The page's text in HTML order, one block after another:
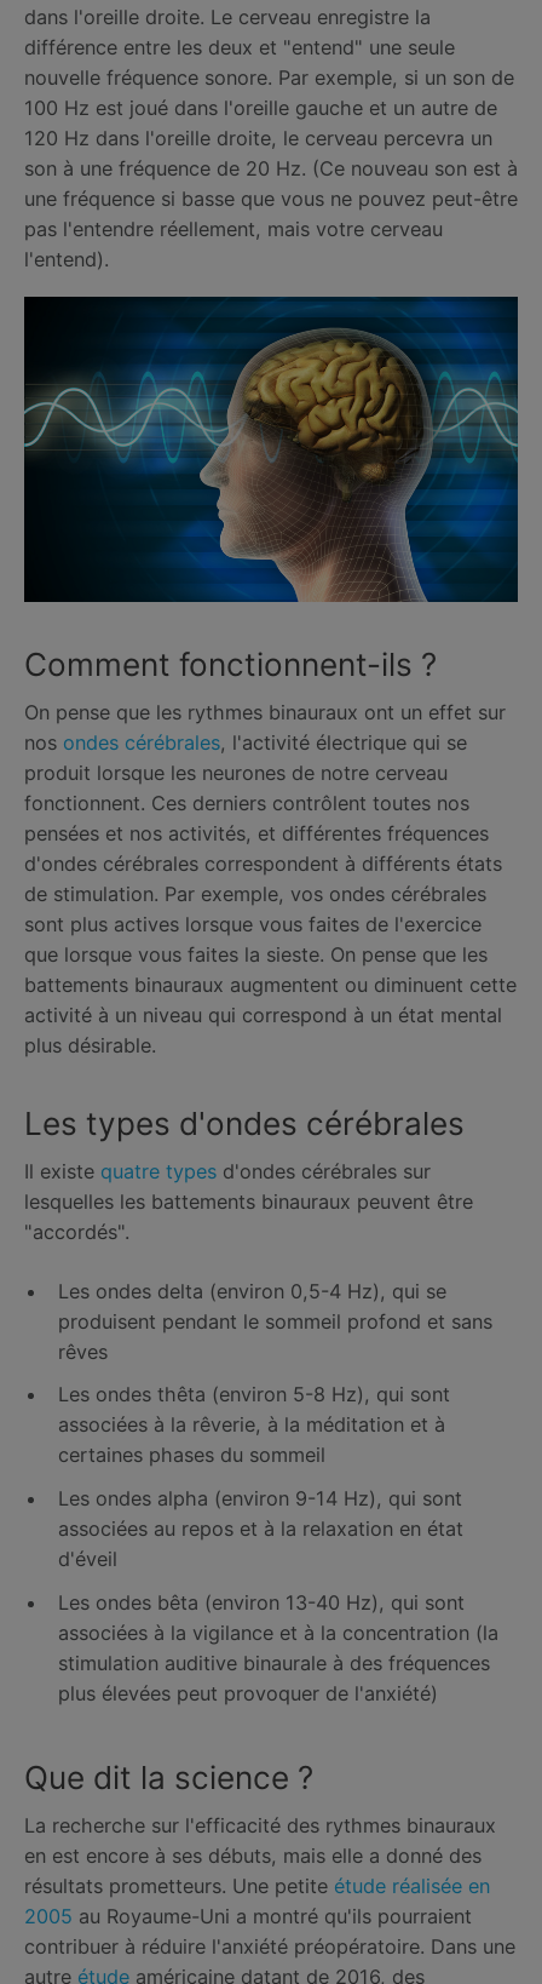
dans l'oreille droite. Le cerveau enregistre la
différence entre les deux et "entend" une seule
nouvelle fréquence sonore. Par exemple, si un son de
100 Hz est joué dans l'oreille gauche et un autre de
120 Hz dans l'oreille droite, le cerveau percevra un
son à une fréquence de 20 Hz. (Ce nouveau son est à
une fréquence si basse que vous ne pouvez peut-être
pas l'entendre réellement, mais votre cerveau
l'entend).
Comment fonctionnent-ils ?
On pense que les rythmes binauraux ont un effet sur
nos ondes cérébrales, l'activité électrique qui se
produit lorsque les neurones de notre cerveau
fonctionnent. Ces derniers contrôlent toutes nos
pensées et nos activités, et différentes fréquences
d'ondes cérébrales correspondent à différents états
de stimulation. Par exemple, vos ondes cérébrales
sont plus actives lorsque vous faites de l'exercice
que lorsque vous faites la sieste. On pense que les
battements binauraux augmentent ou diminuent cette
activité à un niveau qui correspond à un état mental
plus désirable.
Les types d'ondes cérébrales
Il existe quatre types d'ondes cérébrales sur
lesquelles les battements binauraux peuvent être
"accordés".
Les ondes delta (environ 0,5-4 Hz), qui se
produisent pendant le sommeil profond et sans
rêves
Les ondes thêta (environ 5-8 Hz), qui sont
associées à la rêverie, à la méditation et à
certaines phases du sommeil
Les ondes alpha (environ 9-14 Hz), qui sont
associées au repos et à la relaxation en état
d'éveil
Les ondes bêta (environ 13-40 Hz), qui sont
associées à la vigilance et à la concentration (la
stimulation auditive binaurale à des fréquences
plus élevées peut provoquer de l'anxiété)
Que dit la science ?
La recherche sur l'efficacité des rythmes binauraux
en est encore à ses débuts, mais elle a donné des
résultats prometteurs. Une petite étude réalisée en
2005 au Royaume-Uni a montré qu'ils pourraient
contribuer à réduire l'anxiété préopératoire. Dans une
autre étude américaine datant de 2016, des